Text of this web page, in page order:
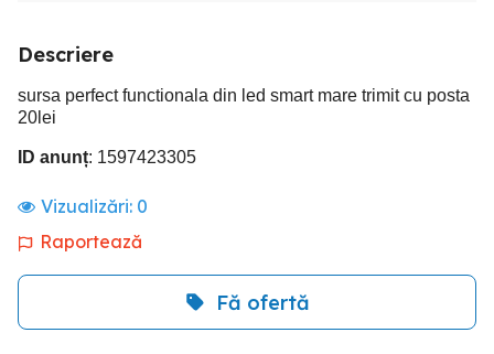
Descriere
sursa perfect functionala din led smart mare trimit cu posta
20lei
ID anunț: 1597423305
Vizualizări: 0
Raportează
Fă ofertă